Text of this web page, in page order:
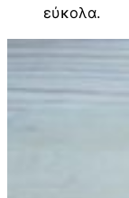
εύκολα.